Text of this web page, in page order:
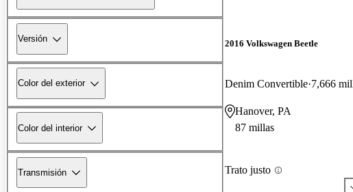
Versión
Color del exterior
Color del interior
Transmisión
2016 Volkswagen Beetle
Denim Convertible 7,666
Hanover, PA
87 millas
Trato justo